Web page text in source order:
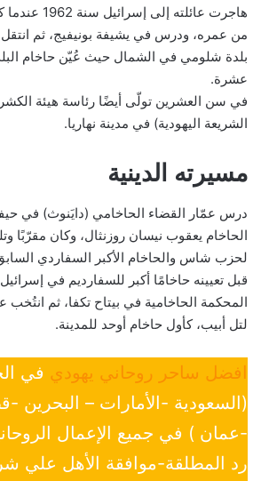
هاجرت عائلته
من عمره، ودرس في يشيفة بونيفيج، ثم
بلدة شلومي في الشمال حيث عُيّن حاخام
عشرة.
في سن العشرين تولّى أيضًا رئاسة هيئة
الشريعة اليهودية) في مدينة نهاريا.
مسيرته الدينية
درس عمّار القضاء الحاخامي (دايَنوث) في
الحاخام يعقوب نيسان روزنثال، وكان مقرّبًا
لحزب شاس والحاخام الأكبر السفاردي
قبل تعيينه حاخامًا أكبر للسفارديم في
لتل أبيب، كأول حاخام أوحد للمدينة.
افضل ساحر روحاني يهودي في
(السعودية -الأمارات – البحرين
-عمان ) في جميع الإعمال
رد المطلقة-موافقة الأهل علي